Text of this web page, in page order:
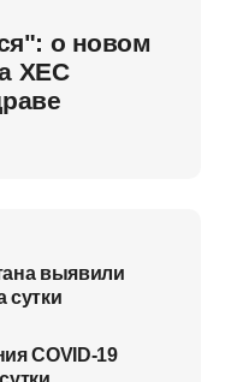
о новом
ХЕС
выявили
сутки
COVID-19